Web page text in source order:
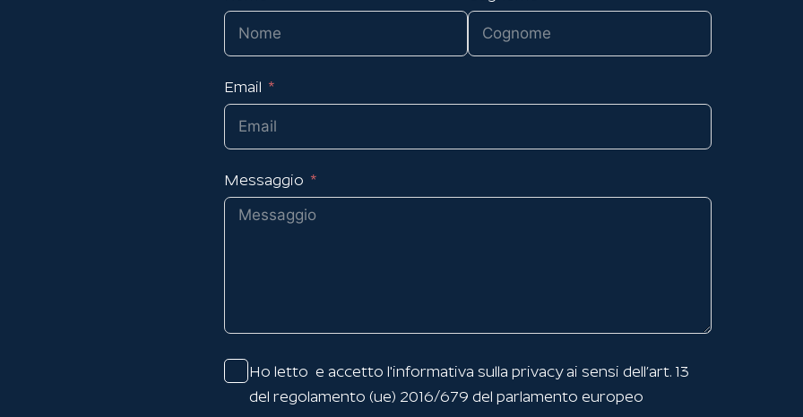
Email
Messaggio
Ho letto e accetto l'informativa sulla privacyai sensi dell’art. 13
del regolamento (ue) 2016/679 del parlamento europeo